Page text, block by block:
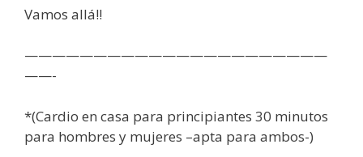
Vamos allá!!
——————————————————————
——-
*(Cardio en casa para principiantes 30 minutos
para hombres y mujeres –apta para ambos-)